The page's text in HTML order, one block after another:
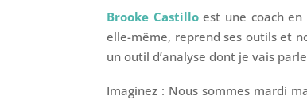
Brooke Castilloest une coach en
elle-même, reprend ses outils et
un outil d’analyse dont je vais
Imaginez : Nous sommes mardi